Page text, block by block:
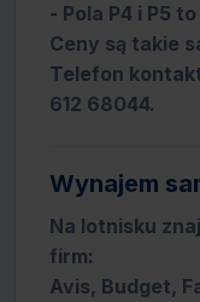
- Pola P4 i P5
Ceny są takie
Telefon
612 68044.
Wynajem
Na lotnisku
firm:
Avis, Budget,